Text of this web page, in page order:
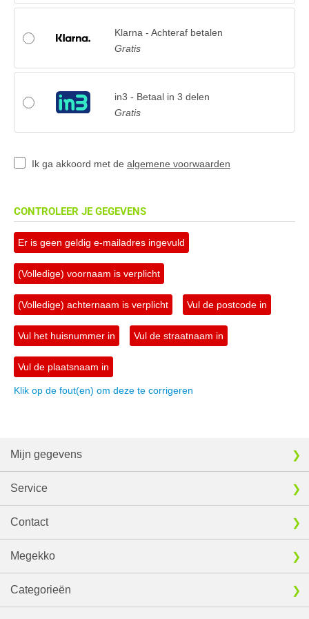
Klarna - Achteraf betalen
Gratis
in3 - Betaal in 3 delen
Gratis
Ik ga akkoord met de algemene voorwaarden
CONTROLEER JE GEGEVENS
Er is geen geldig e-mailadres ingevuld
(Volledige) voornaam is verplicht
(Volledige) achternaam is verplicht Vul de postcode in
Vul het huisnummer in Vul de straatnaam in
Vul de plaatsnaam in
Klik op de fout(en) om deze te corrigeren
Mijn gegevens
Service
Contact
Megekko
Categorieën